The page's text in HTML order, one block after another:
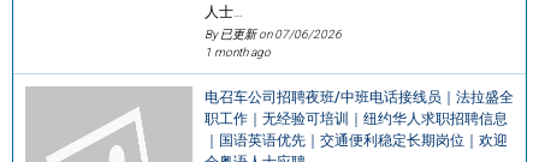
人士…
By 已更新 on07/06/2026
1 month ago
电召车公司招聘夜班/中班电话接线员｜法拉盛全
职工作｜无经验可培训｜纽约华人求职招聘信息
｜国语英语优先｜交通便利稳定长期岗位｜欢迎